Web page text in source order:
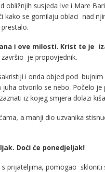
susjeda Ive i Mare
kako se gomilaju oblaci nad
i ove milosti. Krist te je
završio je propovjednik.
i onda objed pod
otvorilo se nebo. Počelo je
iz kojeg smjera dolazi
a manji dio uzvanika
Doći će ponedjeljak!
prijateljima, pomogao skloniti